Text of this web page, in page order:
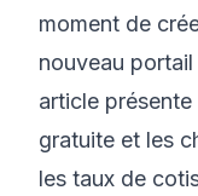
moment de
nouveau
article
gratuite et les
les taux de